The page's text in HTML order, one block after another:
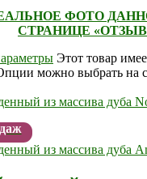
ФОТО
СТРАНИЦЕ
Этот товар
можно выбрать на